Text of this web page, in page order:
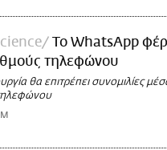
Το WhatsApp
τηλεφώνου
θα επιτρέπει συνομιλίες